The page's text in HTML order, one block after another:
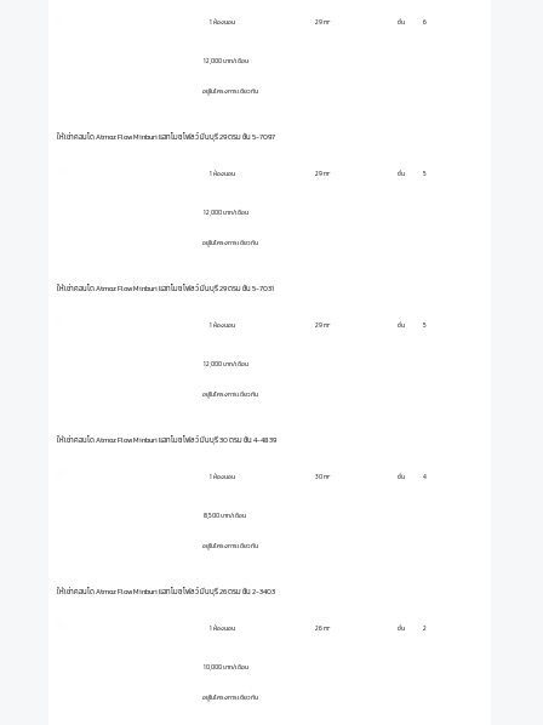
1 ห้องนอน
12,000 บาท/เดือน
ชั้น
29 m² 6
อยู่ในโครงการเดียวกัน
ให้เช่าคอนโด Atmoz Flow Minburi แอทโมซ โฟลว์ มีนบุรี 29 ตรม ชั้น 5-7097
1 ห้องนอน
12,000 บาท/เดือน
ชั้น
29 m² 5
อยู่ในโครงการเดียวกัน
ให้เช่าคอนโด Atmoz Flow Minburi แอทโมซ โฟลว์ มีนบุรี 29 ตรม ชั้น 5-7031
1 ห้องนอน
12,000 บาท/เดือน
ชั้น
29 m² 5
อยู่ในโครงการเดียวกัน
ให้เช่าคอนโด Atmoz Flow Minburi แอทโมซ โฟลว์ มีนบุรี 30 ตรม ชั้น 4-4839
1 ห้องนอน
8,500 บาท/เดือน
ชั้น
30 m² 4
อยู่ในโครงการเดียวกัน
ให้เช่าคอนโด Atmoz Flow Minburi แอทโมซ โฟลว์ มีนบุรี 26 ตรม ชั้น 2-3403
1 ห้องนอน
10,000 บาท/เดือน
ชั้น
26 m² 2
อยู่ในโครงการเดียวกัน